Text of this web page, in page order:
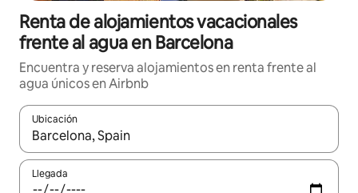
Renta de alojamientos vacacionales
frente al agua en Barcelona
Encuentra y reserva alojamientos en renta frente al
agua únicos en Airbnb
Ubicación
Cuando los resultados estén disponibles, podrás navegar
Llegada